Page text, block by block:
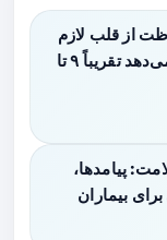
از قلب لازم
است؟ بررسی جدید نشان می‌دهد تقریباً ۹ تا
پیامدها،
بیماران